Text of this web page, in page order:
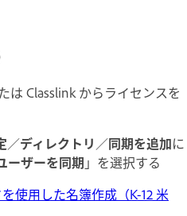
は Classlink からライセンスを
／ディレクトリ ／同期を追加に
ーザーを同期 」を選択する
使用した名簿作成（K-12 米